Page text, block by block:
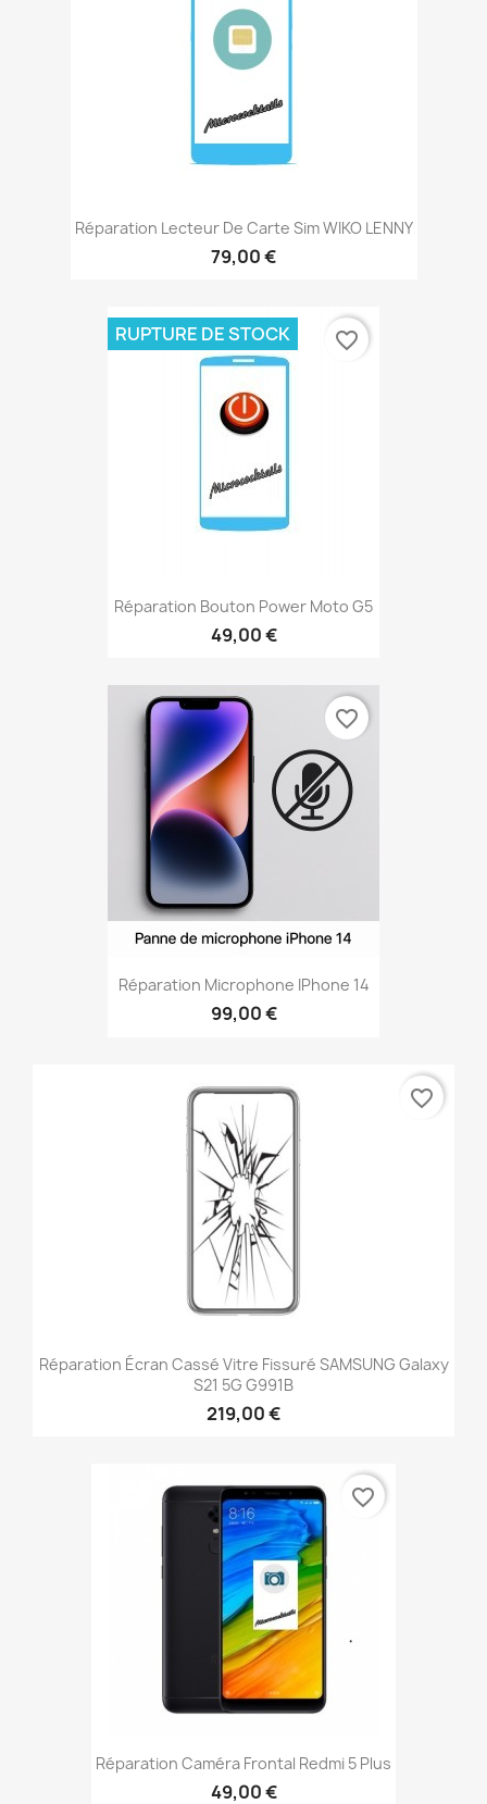
Réparation Lecteur De Carte Sim WIKO LENNY
79,00 €
Réparation Bouton Power Moto G5
49,00 €
RUPTURE DE STOCK favorite_border
Réparation Microphone IPhone 14
99,00 €
favorite_border
Réparation Écran Cassé Vitre Fissuré SAMSUNG Galaxy
S21 5G G991B
219,00 €
favorite_border
Réparation Caméra Frontal Redmi 5 Plus
49,00 €
favorite_border